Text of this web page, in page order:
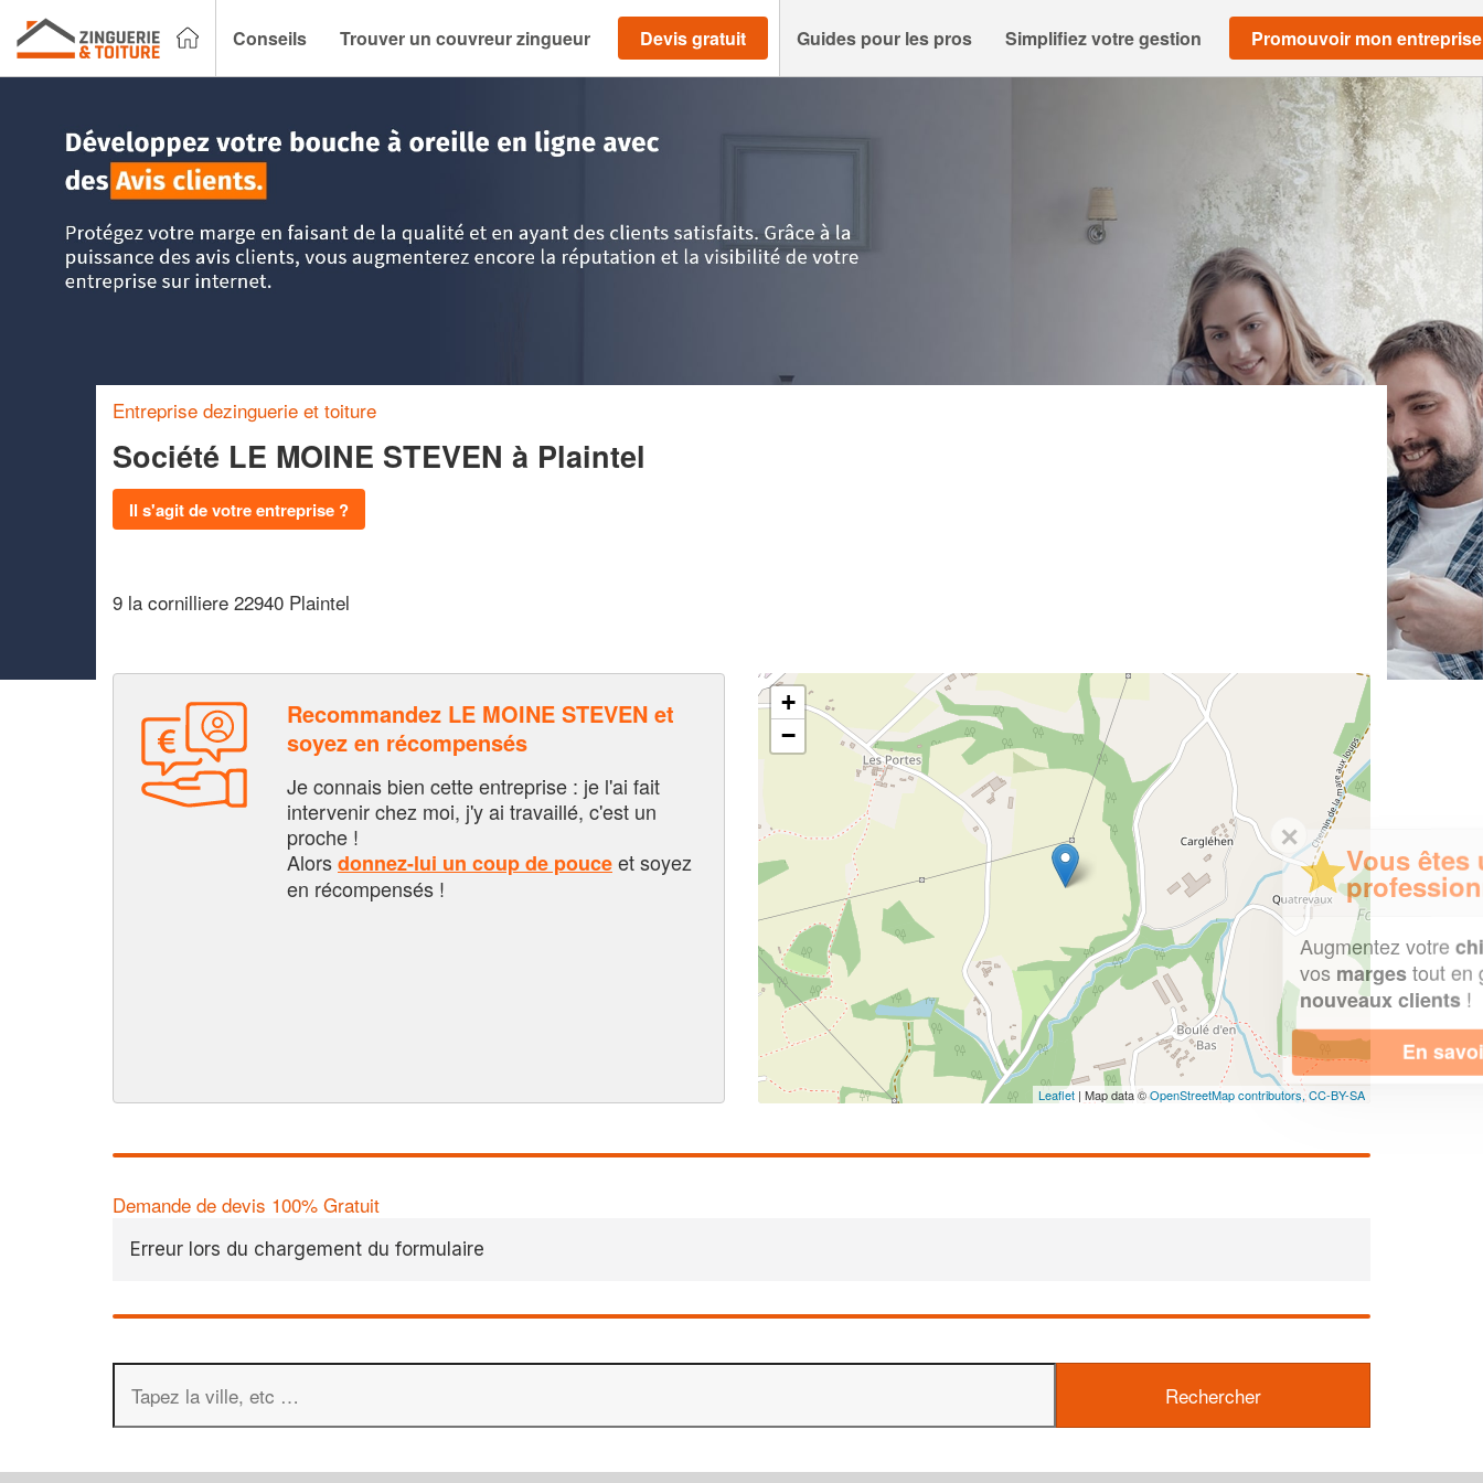
Conseils Trouver un couvreur zingueur Devis gratuit Guides pour les pros Simplifiez votre gestion Promouvoir mon entreprise
Entreprise dezinguerie et toiture
Société LE MOINE STEVEN à Plaintel
Il s'agit de votre entreprise ?
9 la cornilliere 22940 Plaintel
Recommandez LE MOINE STEVEN et
soyez en récompensés
Je connais bien cette entreprise : je l'ai fait
intervenir chez moi, j'y ai travaillé, c'est un
proche !
Alorsdonnez-lui un coup de pouceet soyez
en récompensés !
+
−
Leaflet | Map data ©OpenStreetMap contributors,CC-BY-SA
Demande de devis 100% Gratuit
Erreur lors du chargement du formulaire
✕
Vous êtes un
professionnel ?
Augmentez votre chiffre d'affaireset
vosmarges
tout en gagnant de
nouveaux clients
En savoir plus